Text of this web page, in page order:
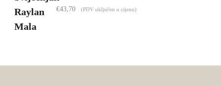
€43,70 (PDV uključen u cijenu)